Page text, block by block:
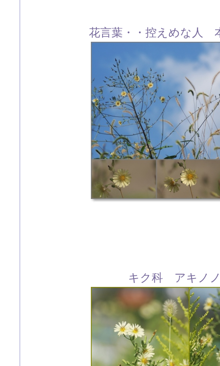
花言葉・・控えめな人
キク科 アキノ